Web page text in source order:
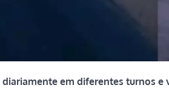
diariamente em diferentes turnos